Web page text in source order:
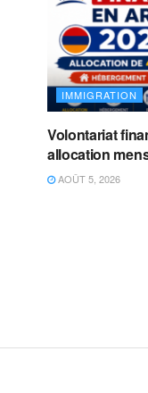
IMMIGRATION
Volontariat
allocation
AOÛT 5, 2026